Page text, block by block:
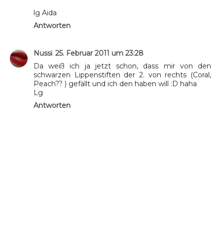
lg Aida
Antworten
Nussi 25. Februar 2011 um 23:28
Da weiß ich ja jetzt schon, dass mir von den
schwarzen Lippenstiften der 2. von rechts (Coral,
Peach?? ) gefällt und ich den haben will :D haha
Lg
Antworten